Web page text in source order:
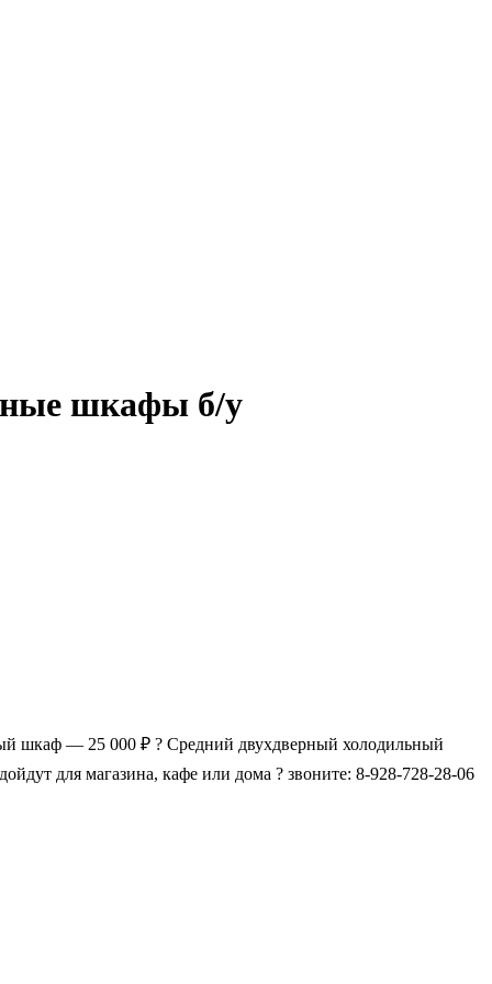
шкафы б/у
шкаф — 25 000 ₽ ? Средний двухдверный холодильный
для магазина, кафе или дома ? звоните: 8-928-728-28-06